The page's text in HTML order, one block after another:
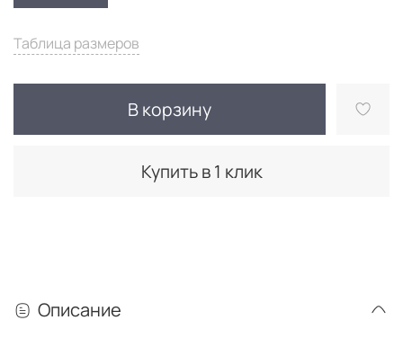
Таблица размеров
В корзину
Купить в 1 клик
Описание